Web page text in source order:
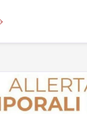
CONSIGLIO